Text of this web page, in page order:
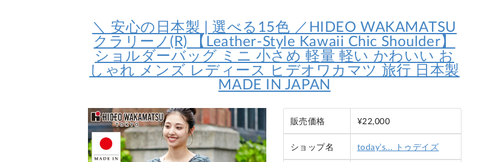
＼ 安心の日本製 | 選べる15色 ／HIDEO WAKAMATSU
クラリーノ(R) 【Leather-Style Kawaii Chic Shoulder】
ショルダーバッグ ミニ 小さめ 軽量 軽い かわいい お
しゃれ メンズ レディース ヒデオワカマツ 旅行 日本製
MADE IN JAPAN
販売価格 ¥22,000
ショップ名 today’s... トゥデイズ